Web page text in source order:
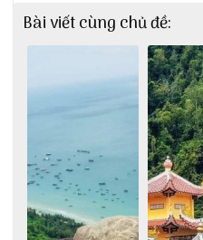
Bài viết cùng chủ đề: